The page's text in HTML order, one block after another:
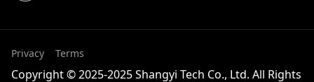
Privacy Terms
Copyright © 2025-2025 Shangyi Tech Co., Ltd. All Rights